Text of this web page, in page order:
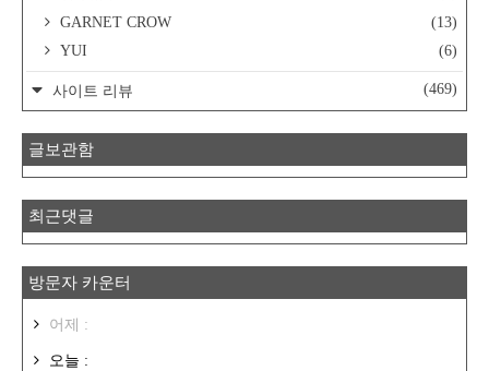
GARNET CROW
(13)
YUI
(6)
사이트 리뷰 (469)
글보관함
최근댓글
방문자 카운터
어제 :
오늘 :